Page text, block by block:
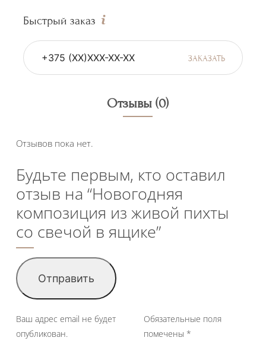
Быстрый заказ
ЗАКАЗАТЬ
Отзывы (0)
Отзывов пока нет.
Будьте первым, кто оставил
отзыв на “Новогодняя
композиция из живой пихты
со свечой в ящике”
Ваш адрес email не будет
опубликован.
Обязательные поля
помечены *